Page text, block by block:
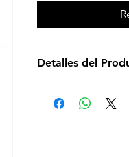
Detalles del
Idioma: Español e